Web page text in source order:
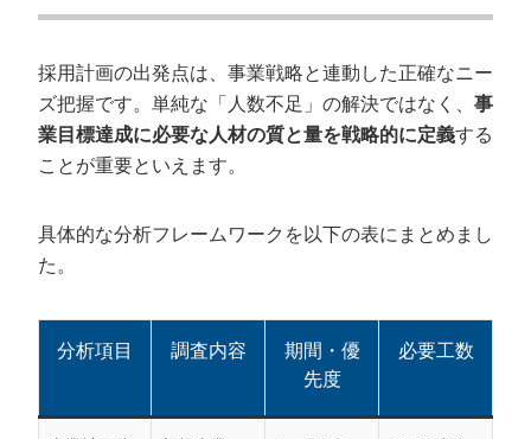
採用計画の出発点は、事業戦略と連動した正確なニー
ズ把握です。単純な「人数不足」の解決ではなく、 事
業目標達成に必要な人材の質と量を戦略的に定義する
ことが重要といえます。
具体的な分析フレームワークを以下の表にまとめまし
た。
分析項目 調査内容
期間・優
先度
必要工数